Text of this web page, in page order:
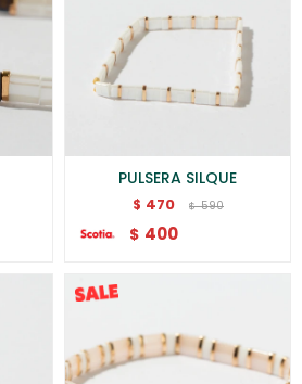
PULSERA SILQUE
$ 470 $ 590
$ 400